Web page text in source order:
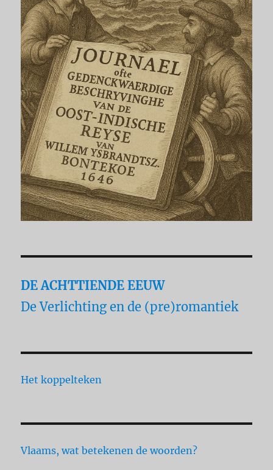
DE ACHTTIENDE EEUW
De Verlichting en de (pre)romantiek
Het koppelteken
Vlaams, wat betekenen de woorden?